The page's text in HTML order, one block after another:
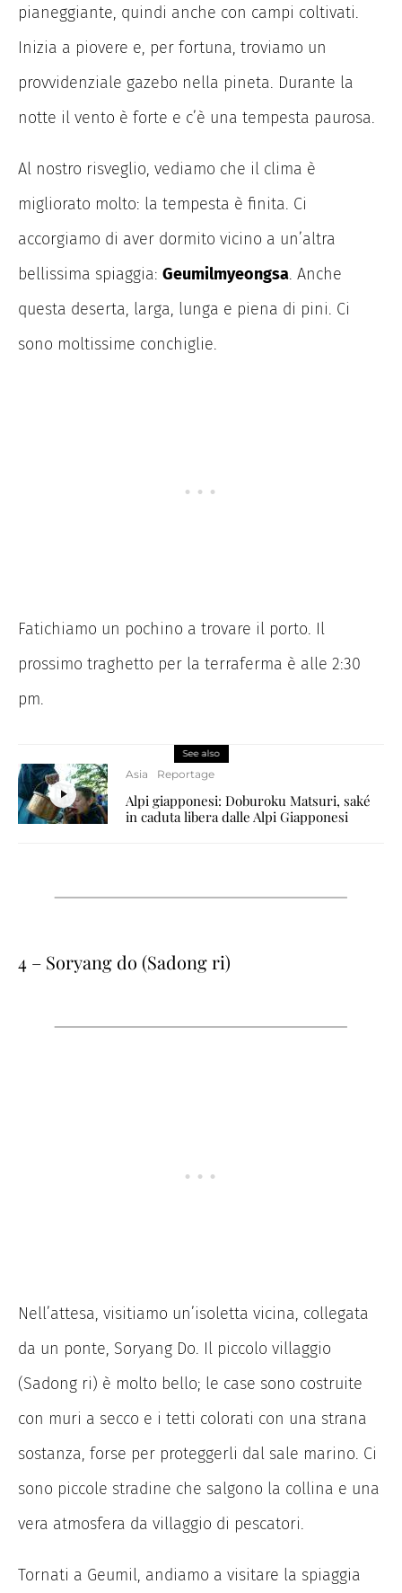
pianeggiante, quindi anche con campi coltivati.
Inizia a piovere e, per fortuna, troviamo un
provvidenziale gazebo nella pineta. Durante la
notte il vento è forte e c’è una tempesta paurosa.
Al nostro risveglio, vediamo che il clima è
migliorato molto: la tempesta è finita. Ci
accorgiamo di aver dormito vicino a un’altra
bellissima spiaggia: Geumilmyeongsa. Anche
questa deserta, larga, lunga e piena di pini. Ci
sono moltissime conchiglie.
Fatichiamo un pochino a trovare il porto. Il
prossimo traghetto per la terraferma è alle 2:30
pm.
See also
Asia Reportage
Alpi giapponesi: Doburoku Matsuri, saké
in caduta libera dalle Alpi Giapponesi
4 – Soryang do (Sadong ri)
Nell’attesa, visitiamo un’isoletta vicina, collegata
da un ponte, Soryang Do. Il piccolo villaggio
(Sadong ri) è molto bello; le case sono costruite
con muri a secco e i tetti colorati con una strana
sostanza, forse per proteggerli dal sale marino. Ci
sono piccole stradine che salgono la collina e una
vera atmosfera da villaggio di pescatori.
Tornati a Geumil, andiamo a visitare la spiaggia